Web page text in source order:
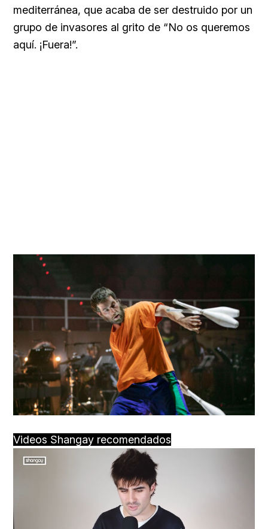
mediterránea, que acaba de ser destruido por un
grupo de invasores al grito de “No os queremos
aquí. ¡Fuera!”.
Videos Shangay recomendados